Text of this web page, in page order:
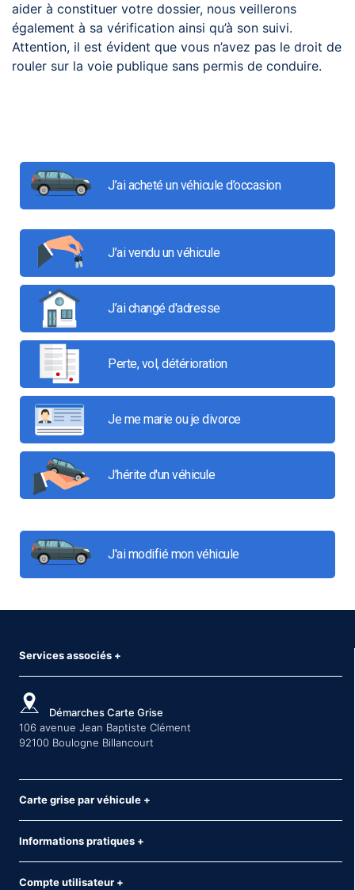
aider à constituer votre dossier, nous veillerons
également à sa vérification ainsi qu’à son suivi.
Attention, il est évident que vous n’avez pas le droit de
rouler sur la voie publique sans permis de conduire.
J’ai acheté un véhicule d’occasion
J’ai vendu un véhicule
J’ai changé d'adresse
Perte, vol, détérioration
Je me marie ou je divorce
J’hérite d'un véhicule
J'ai modifié mon véhicule
Services associés +
Démarches Carte Grise
106 avenue Jean Baptiste Clément
92100 Boulogne Billancourt
Carte grise par véhicule +
Informations pratiques +
Compte utilisateur +